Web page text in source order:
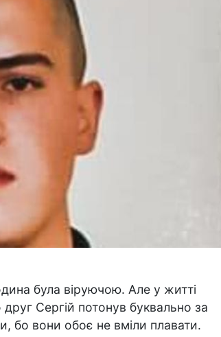
була віруючою. Але у житті
Сергій потонув буквально за
бо вони обоє не вміли плавати.